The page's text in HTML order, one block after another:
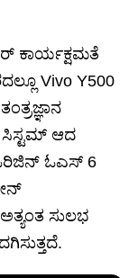
ಕಾರ್ಯಕ್ಷಮತೆ
Vivo Y500
ಸಿಸ್ಟಮ್ ಆದ
ಒರಿಜಿನ್ ಓಎಸ್ 6
ಸುಲಭ